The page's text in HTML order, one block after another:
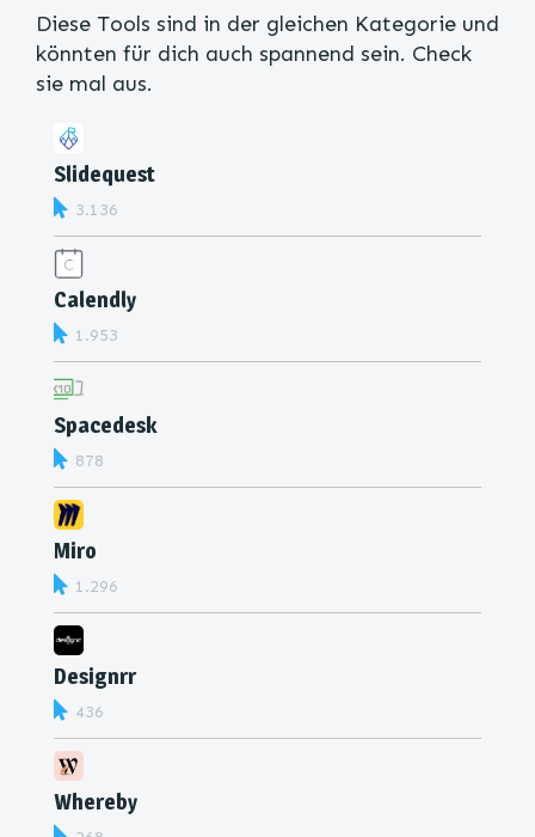
Diese Tools sind in der gleichen Kategorie und
könnten für dich auch spannend sein. Check
sie mal aus.
Slidequest
3.136
Calendly
1.953
Spacedesk
878
Miro
1.296
Designrr
436
Whereby